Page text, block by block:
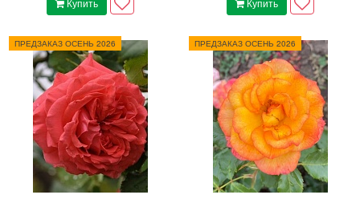
ПРЕДЗАКАЗ ОСЕНЬ 2026 ПРЕДЗАКАЗ ОСЕНЬ 2026